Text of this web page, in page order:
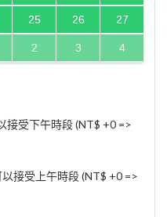
25 26 27
2 3 4
接受下午時段 (NT$ +0 =>
接受上午時段 (NT$ +0 =>